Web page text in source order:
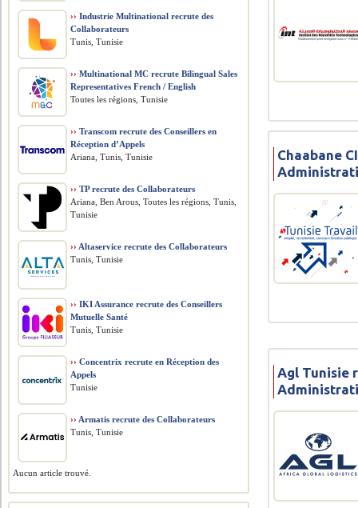
Chaabane
Agl Tunisie
›› Industrie Multinational recrute des
Collaborateurs
Tunis, Tunisie
›› Multinational MC recrute Bilingual Sales
Representatives French / English
Toutes les régions, Tunisie
›› Transcom recrute des Conseillers en
Réception d’Appels
Ariana, Tunis, Tunisie
›› TP recrute des Collaborateurs
Ariana, Ben Arous, Toutes les régions, Tunis,
Tunisie
›› Altaservice recrute des Collaborateurs
Tunis, Tunisie
›› IKI Assurance recrute des Conseillers
Mutuelle Santé
Tunis, Tunisie
›› Concentrix recrute en Réception des
Appels
Tunisie
›› Armatis recrute des Collaborateurs
Tunis, Tunisie
Aucun article trouvé.